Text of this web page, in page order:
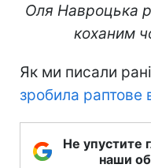
Оля Навроцька
коханим
Як ми писали
зробила раптове
Не упустите
наши